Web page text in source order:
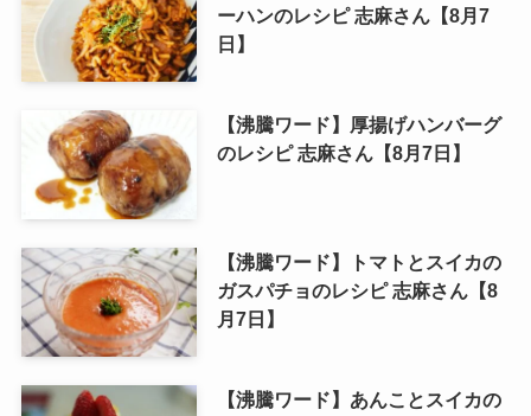
ーハンのレシピ 志麻さん【8月7
日】
【沸騰ワード】厚揚げハンバーグ
のレシピ 志麻さん【8月7日】
【沸騰ワード】トマトとスイカの
ガスパチョのレシピ 志麻さん【8
月7日】
【沸騰ワード】あんことスイカの